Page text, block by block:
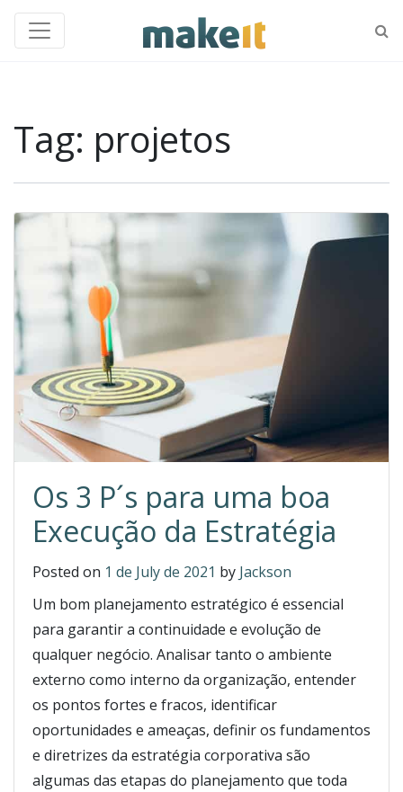
Tag: projetos
Os 3 P´s para uma boa
Execução da Estratégia
Posted on 1 de July de 2021 by Jackson
Um bom planejamento estratégico é essencial
para garantir a continuidade e evolução de
qualquer negócio. Analisar tanto o ambiente
externo como interno da organização, entender
os pontos fortes e fracos, identificar
oportunidades e ameaças, definir os fundamentos
e diretrizes da estratégia corporativa são
algumas das etapas do planejamento que toda